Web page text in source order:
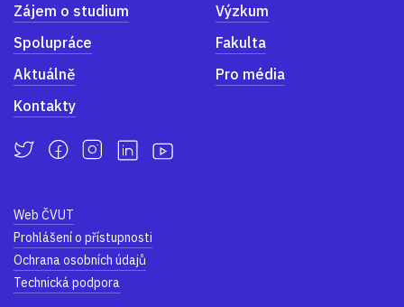
Zájem o studium
Výzkum
Spolupráce
Fakulta
Aktuálně
Pro média
Kontakty
Web ČVUT
Prohlášení o přístupnosti
Ochrana osobních údajů
Technická podpora